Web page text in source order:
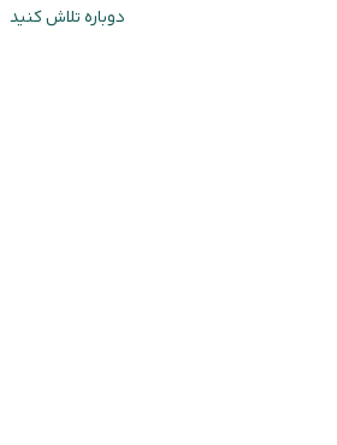
دوباره تلاش کنید